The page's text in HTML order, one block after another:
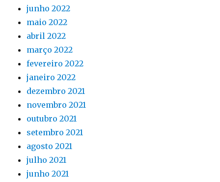
junho 2022
maio 2022
abril 2022
março 2022
fevereiro 2022
janeiro 2022
dezembro 2021
novembro 2021
outubro 2021
setembro 2021
agosto 2021
julho 2021
junho 2021